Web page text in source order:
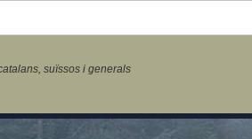
suïssos i generals